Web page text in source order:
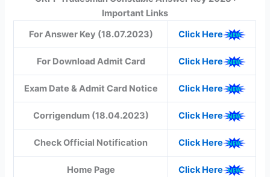
Important Links
For Answer Key (18.07.2023)
Click Here
For Download Admit Card Click Here
Exam Date & Admit Card Notice Click Here
Corrigendum (18.04.2023) Click Here
Check Official Notification Click Here
Home Page Click Here